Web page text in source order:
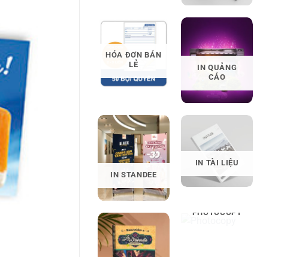
HÓA ĐƠN BÁN
LẺ
IN QUẢNG
CÁO
IN STANDEE
IN TÀI LIỆU
PHOTOCOPY